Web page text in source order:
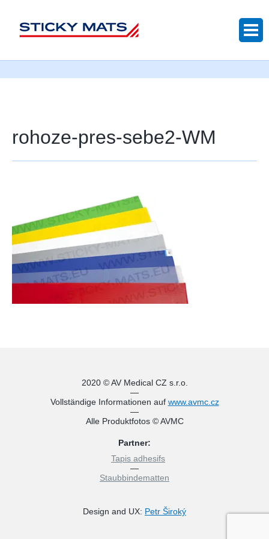
rohoze-pres-sebe2-WM
2020 © AV Medical CZ s.r.o.
—
Vollständige Informationen auf www.avmc.cz
—
Alle Produktfotos © AVMC
Partner:
Tapis adhesifs
—
Staubbindematten
Design and UX: Petr Široký